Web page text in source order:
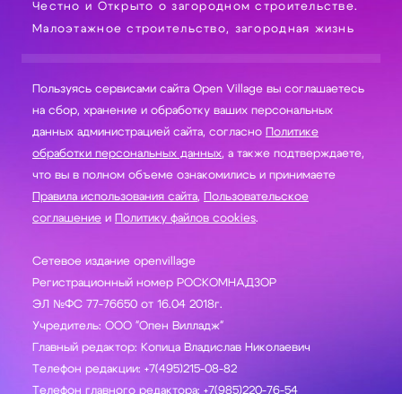
Честно и Открыто о загородном строительстве.
Малоэтажное строительство, загородная жизнь
Пользуясь сервисами сайта Open Village вы соглашаетесь
на сбор, хранение и обработку ваших персональных
данных администрацией сайта, согласно Политике
обработки персональных данных, а также подтверждаете,
что вы в полном объеме ознакомились и принимаете
Правила использования сайта, Пользовательское
соглашение и Политику файлов cookies.
Сетевое издание openvillage
Регистрационный номер РОСКОМНАДЗОР
ЭЛ №ФС 77-76650 от 16.04 2018г.
Учредитель: ООО "Опен Вилладж"
Главный редактор: Копица Владислав Николаевич
Телефон редакции: +7(495)215-08-82
Телефон главного редактора: +7(985)220-76-54